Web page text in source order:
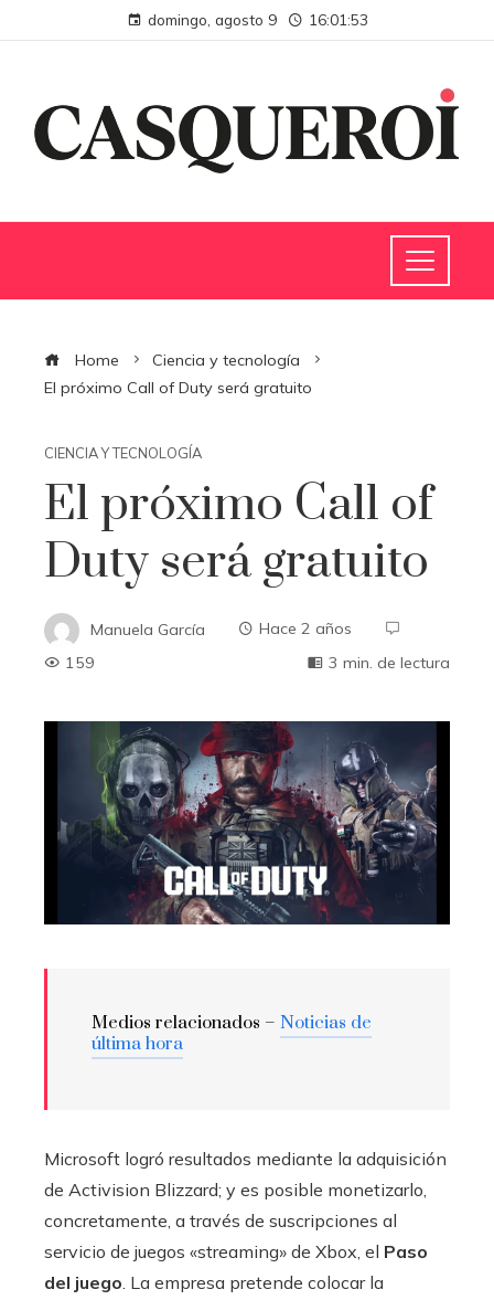
domingo, agosto 9 16:01:53
Home
Ciencia y tecnología
El próximo Call of Duty será gratuito
CIENCIA Y TECNOLOGÍA
El próximo Call of
Duty será gratuito
Manuela García
Hace 2 años
159
3 min. de lectura
Medios relacionados – Noticias de
última hora
Microsoft logró resultados mediante la adquisición
de Activision Blizzard; y es posible monetizarlo,
concretamente, a través de suscripciones al
servicio de juegos «streaming» de Xbox, el Paso
del juego . La empresa pretende colocar la